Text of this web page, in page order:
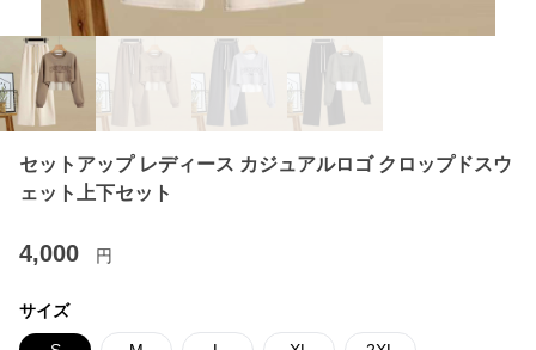
セットアップ レディース カジュアルロゴ クロップドスウ
ェット上下セット
4,000 円
サイズ